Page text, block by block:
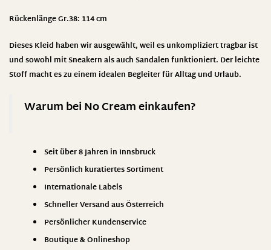
Rückenlänge Gr.38: 114 cm
Dieses Kleid haben wir ausgewählt, weil es unkompliziert tragbar ist
und sowohl mit Sneakern als auch Sandalen funktioniert. Der leichte
Stoff macht es zu einem idealen Begleiter für Alltag und Urlaub.
Warum bei No Cream einkaufen?
Seit über 8 Jahren in Innsbruck
Persönlich kuratiertes Sortiment
Internationale Labels
Schneller Versand aus Österreich
Persönlicher Kundenservice
Boutique & Onlineshop